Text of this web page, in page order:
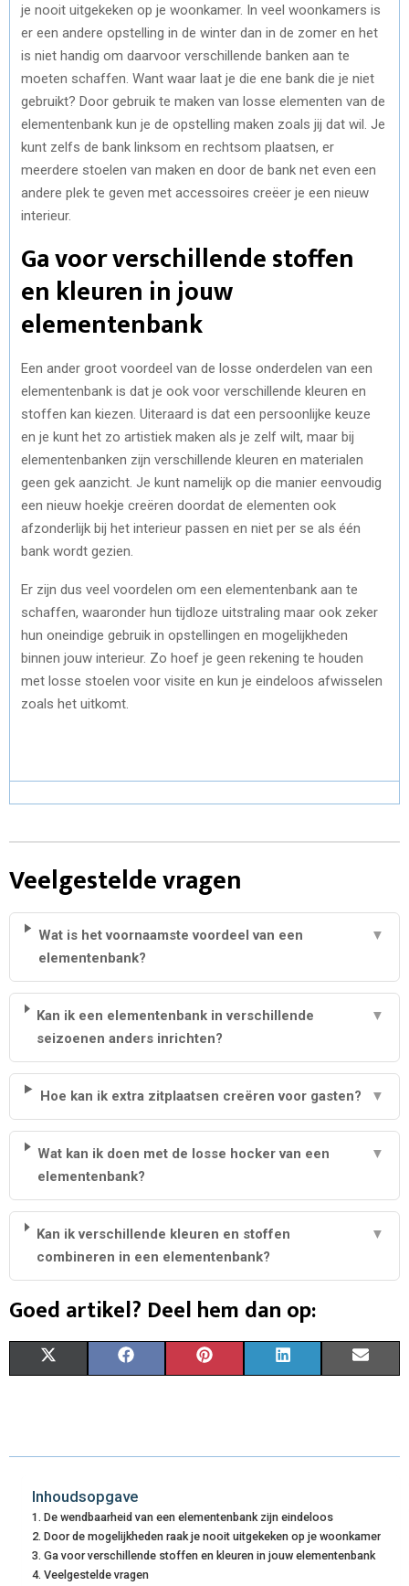
je nooit uitgekeken op je woonkamer. In veel woonkamers is
er een andere opstelling in de winter dan in de zomer en het
is niet handig om daarvoor verschillende banken aan te
moeten schaffen. Want waar laat je die ene bank die je niet
gebruikt? Door gebruik te maken van losse elementen van de
elementenbank kun je de opstelling maken zoals jij dat wil. Je
kunt zelfs de bank linksom en rechtsom plaatsen, er
meerdere stoelen van maken en door de bank net even een
andere plek te geven met accessoires creëer je een nieuw
interieur.
Ga voor verschillende stoffen
en kleuren in jouw
elementenbank
Een ander groot voordeel van de losse onderdelen van een
elementenbank is dat je ook voor verschillende kleuren en
stoffen kan kiezen. Uiteraard is dat een persoonlijke keuze
en je kunt het zo artistiek maken als je zelf wilt, maar bij
elementenbanken zijn verschillende kleuren en materialen
geen gek aanzicht. Je kunt namelijk op die manier eenvoudig
een nieuw hoekje creëren doordat de elementen ook
afzonderlijk bij het interieur passen en niet per se als één
bank wordt gezien.
Er zijn dus veel voordelen om een elementenbank aan te
schaffen, waaronder hun tijdloze uitstraling maar ook zeker
hun oneindige gebruik in opstellingen en mogelijkheden
binnen jouw interieur. Zo hoef je geen rekening te houden
met losse stoelen voor visite en kun je eindeloos afwisselen
zoals het uitkomt.
Veelgestelde vragen
Wat is het voornaamste voordeel van een
elementenbank?
▼
Kan ik een elementenbank in verschillende
seizoenen anders inrichten?
▼
Hoe kan ik extra zitplaatsen creëren voor gasten? ▼
Wat kan ik doen met de losse hocker van een
elementenbank?
▼
Kan ik verschillende kleuren en stoffen
combineren in een elementenbank?
▼
Goed artikel? Deel hem dan op:
R
O
N
W
T
T
R
O
N
E
O
O
R
O
N
T
R
E
R
O
N
K
D
I
R
I
Inhoudsopgave
De wendbaarheid van een elementenbank zijn eindeloos
Door de mogelijkheden raak je nooit uitgekeken op je woonkamer
Ga voor verschillende stoffen en kleuren in jouw elementenbank
Veelgestelde vragen